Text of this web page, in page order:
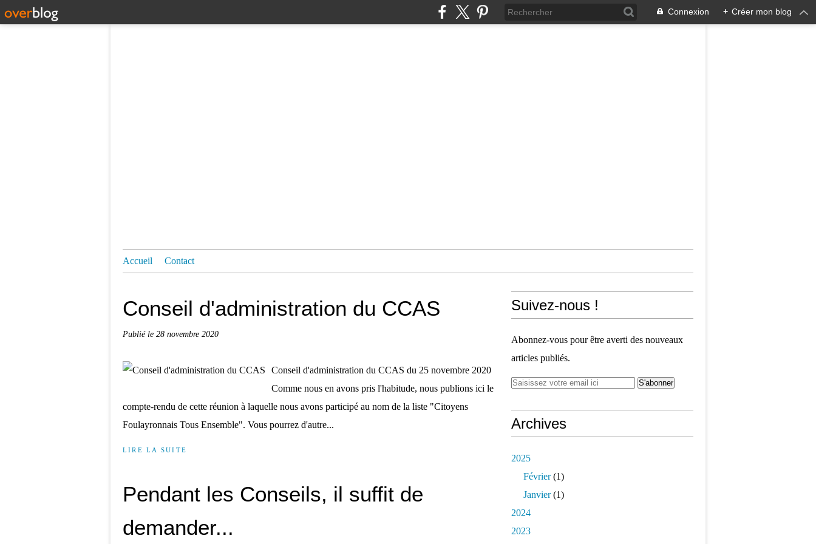
Connexion + Créer mon blog
Accueil Contact
Conseil d'administration du CCAS
Publié le 28 novembre 2020
Conseil d'administration du CCAS du 25 novembre 2020
Comme nous en avons pris l'habitude, nous publions ici le
compte-rendu de cette réunion à laquelle nous avons participé au nom de la liste "Citoyens
Foulayronnais Tous Ensemble". Vous pourrez d'autre...
LIRE LA SUITE
Pendant les Conseils, il suffit de
demander...
Suivez-nous !
Abonnez-vous pour être averti des nouveaux
articles publiés.
Archives
2025
Février(1)
Janvier(1)
2024
2023